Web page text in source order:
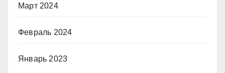
Март 2024
Февраль 2024
Январь 2023